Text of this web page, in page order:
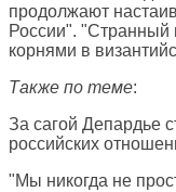
продолжают
России". "Странный
корнями в
Также по теме:
За сагой Депардье
российских
"Мы никогда не